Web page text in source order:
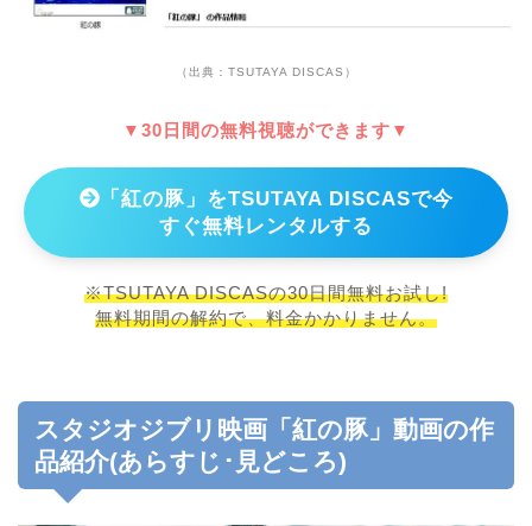
（出典：TSUTAYA DISCAS）
▼30日間の無料視聴ができます▼
「紅の豚」をTSUTAYA DISCASで今
すぐ無料レンタルする
※TSUTAYA DISCASの30日間無料お試し!
無料期間の解約で、料金かかりません。
スタジオジブリ映画「紅の豚」動画の作
品紹介(あらすじ･見どころ)